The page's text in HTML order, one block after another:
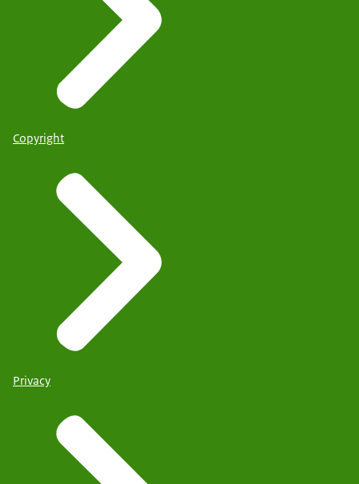
Copyright
Privacy